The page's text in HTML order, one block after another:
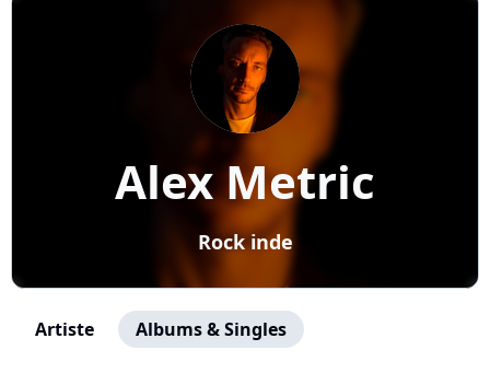
Alex Metric
Rock inde
Artiste Albums & Singles